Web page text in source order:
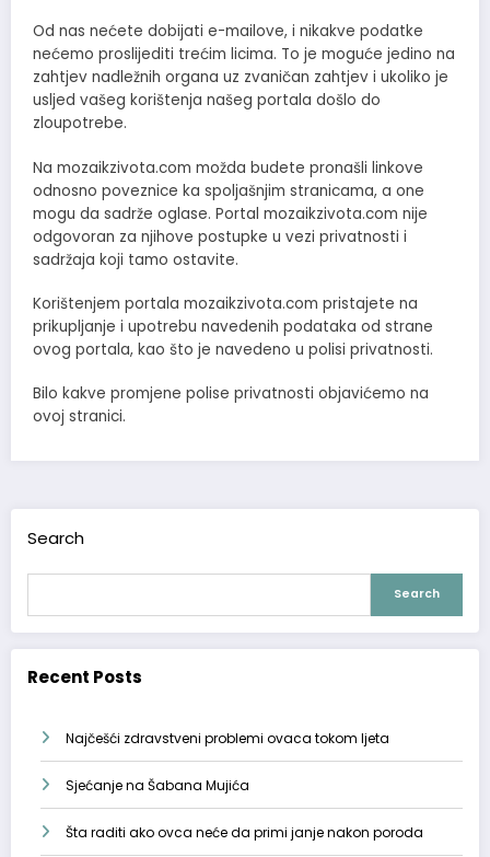
Od nas nećete dobijati e-mailove, i nikakve podatke
nećemo proslijediti trećim licima. To je moguće jedino na
zahtjev nadležnih organa uz zvaničan zahtjev i ukoliko je
usljed vašeg korištenja našeg portala došlo do
zloupotrebe.
Na mozaikzivota.com možda budete pronašli linkove
odnosno poveznice ka spoljašnjim stranicama, a one
mogu da sadrže oglase. Portal mozaikzivota.com nije
odgovoran za njihove postupke u vezi privatnosti i
sadržaja koji tamo ostavite.
Korištenjem portala mozaikzivota.com pristajete na
prikupljanje i upotrebu navedenih podataka od strane
ovog portala, kao što je navedeno u polisi privatnosti.
Bilo kakve promjene polise privatnosti objavićemo na
ovoj stranici.
Search
Search
Recent Posts
Najčešći zdravstveni problemi ovaca tokom ljeta
Sjećanje na Šabana Mujića
Šta raditi ako ovca neće da primi janje nakon poroda